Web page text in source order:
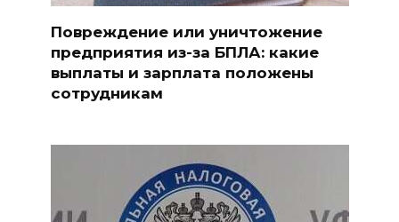
Повреждение или уничтожение
предприятия из-за БПЛА: какие
выплаты и зарплата положены
сотрудникам